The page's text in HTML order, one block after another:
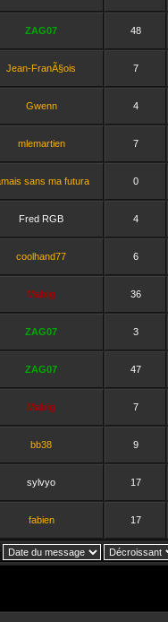
ZAG07 48
Jean-FranÃ§ois 7
Gwenn 4
mlemartien 7
sans ma futura 0
Fred RGB 4
coolhand77 6
Mabig 36
ZAG07 3
ZAG07 47
Mabig 7
bb38 9
sylvyo 17
fabien 17